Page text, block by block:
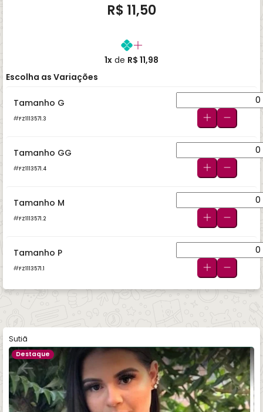
R$ 11,50
1x de R$ 11,98
Escolha as Variações
Tamanho G
FZ1113571.3
Tamanho GG
FZ1113571.4
Tamanho M
FZ1113571.2
Tamanho P
FZ1113571.1
Sutiã
Destaque